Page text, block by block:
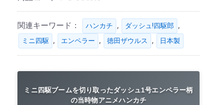
関連キーワード： ハンカチ , ダッシュ!四駆郎 ,
ミニ四駆 , エンペラー , 徳田ザウルス , 日本製
ミニ四駆ブームを切り取ったダッシュ1号エンペラー柄
の当時物アニメハンカチ